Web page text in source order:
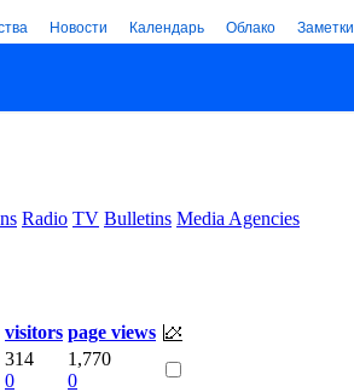
Новости Календарь Облако Заметки
Radio TV Bulletins Media Agencies
visitors page views
314
0
1,770
0